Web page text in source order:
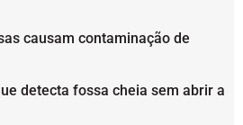
causam contaminação de
detecta fossa cheia sem abrir a